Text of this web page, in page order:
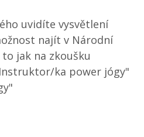
uvidíte vysvětlení
najít v Národní
jak na zkoušku
ka power jógy"